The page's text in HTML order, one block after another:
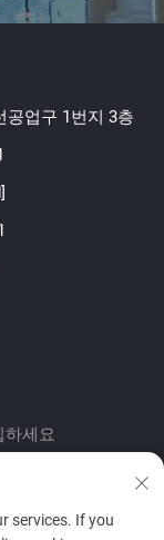
공업구 1번지 3층
하세요
services. If you